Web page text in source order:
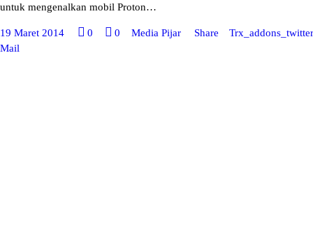
untuk mengenalkan mobil Proton…
19 Maret 2014 0 0 Media Pijar Share
Mail